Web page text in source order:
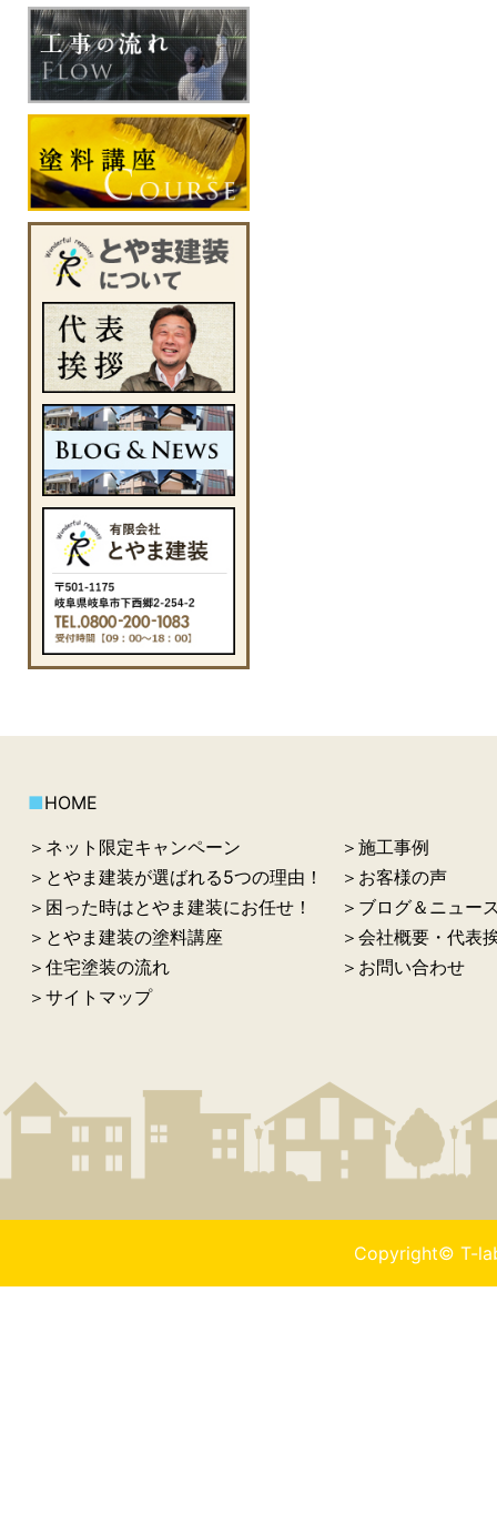
■HOME
＞ネット限定キャンペーン
＞とやま建装が選ばれる5つの理由！
＞困った時はとやま建装にお任せ！
＞とやま建装の塗料講座
＞住宅塗装の流れ
＞サイトマップ
＞施工事例
＞お客様の声
＞ブログ＆ニュー
＞会社概要・代表
＞お問い合わせ
Copyright© T-